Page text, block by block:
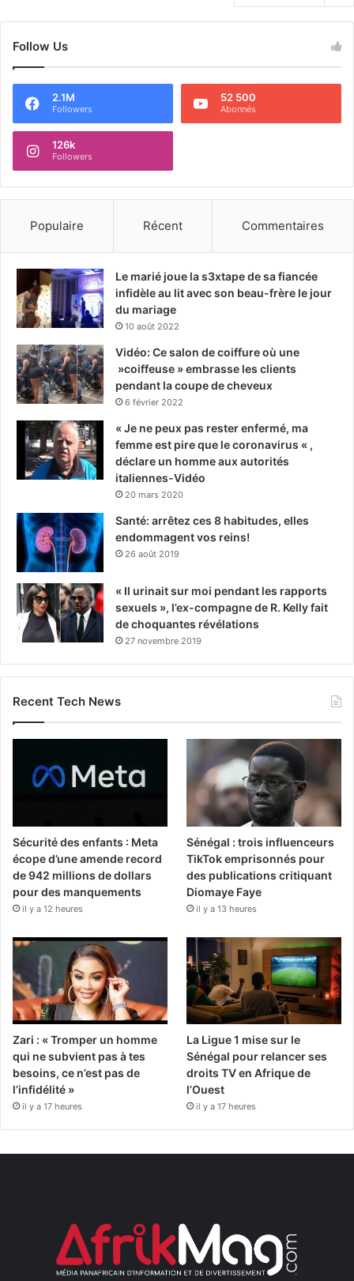
Follow Us
2.1M
Followers
52 500
Abonnés
126k
Followers
Populaire Récent Commentaires
Le marié joue la s3xtape de sa fiancée
infidèle au lit avec son beau-frère le jour
du mariage
10 août 2022
Vidéo: Ce salon de coiffure où une
»coiffeuse » embrasse les clients
pendant la coupe de cheveux
6 février 2022
« Je ne peux pas rester enfermé, ma
femme est pire que le coronavirus « ,
déclare un homme aux autorités
italiennes-Vidéo
20 mars 2020
Santé: arrêtez ces 8 habitudes, elles
endommagent vos reins!
26 août 2019
« Il urinait sur moi pendant les rapports
sexuels », l’ex-compagne de R. Kelly fait
de choquantes révélations
27 novembre 2019
Recent Tech News
Sécurité des enfants : Meta
écope d’une amende record
de 942 millions de dollars
pour des manquements
il y a 12 heures
Sénégal : trois influenceurs
TikTok emprisonnés pour
des publications critiquant
Diomaye Faye
il y a 13 heures
Zari : « Tromper un homme
qui ne subvient pas à tes
besoins, ce n’est pas de
l’infidélité »
il y a 17 heures
La Ligue 1 mise sur le
Sénégal pour relancer ses
droits TV en Afrique de
l’Ouest
il y a 17 heures